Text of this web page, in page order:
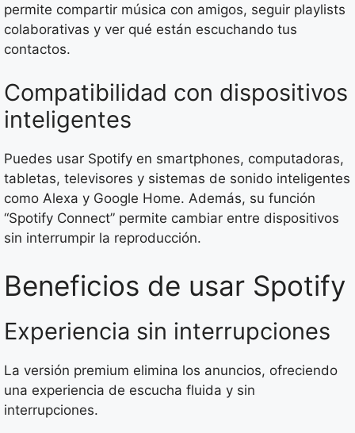
permite compartir música con amigos, seguir playlists
colaborativas y ver qué están escuchando tus
contactos.
Compatibilidad con dispositivos
inteligentes
Puedes usar Spotify en smartphones, computadoras,
tabletas, televisores y sistemas de sonido inteligentes
como Alexa y Google Home. Además, su función
“Spotify Connect” permite cambiar entre dispositivos
sin interrumpir la reproducción.
Beneficios de usar Spotify
Experiencia sin interrupciones
La versión premium elimina los anuncios, ofreciendo
una experiencia de escucha fluida y sin
interrupciones.